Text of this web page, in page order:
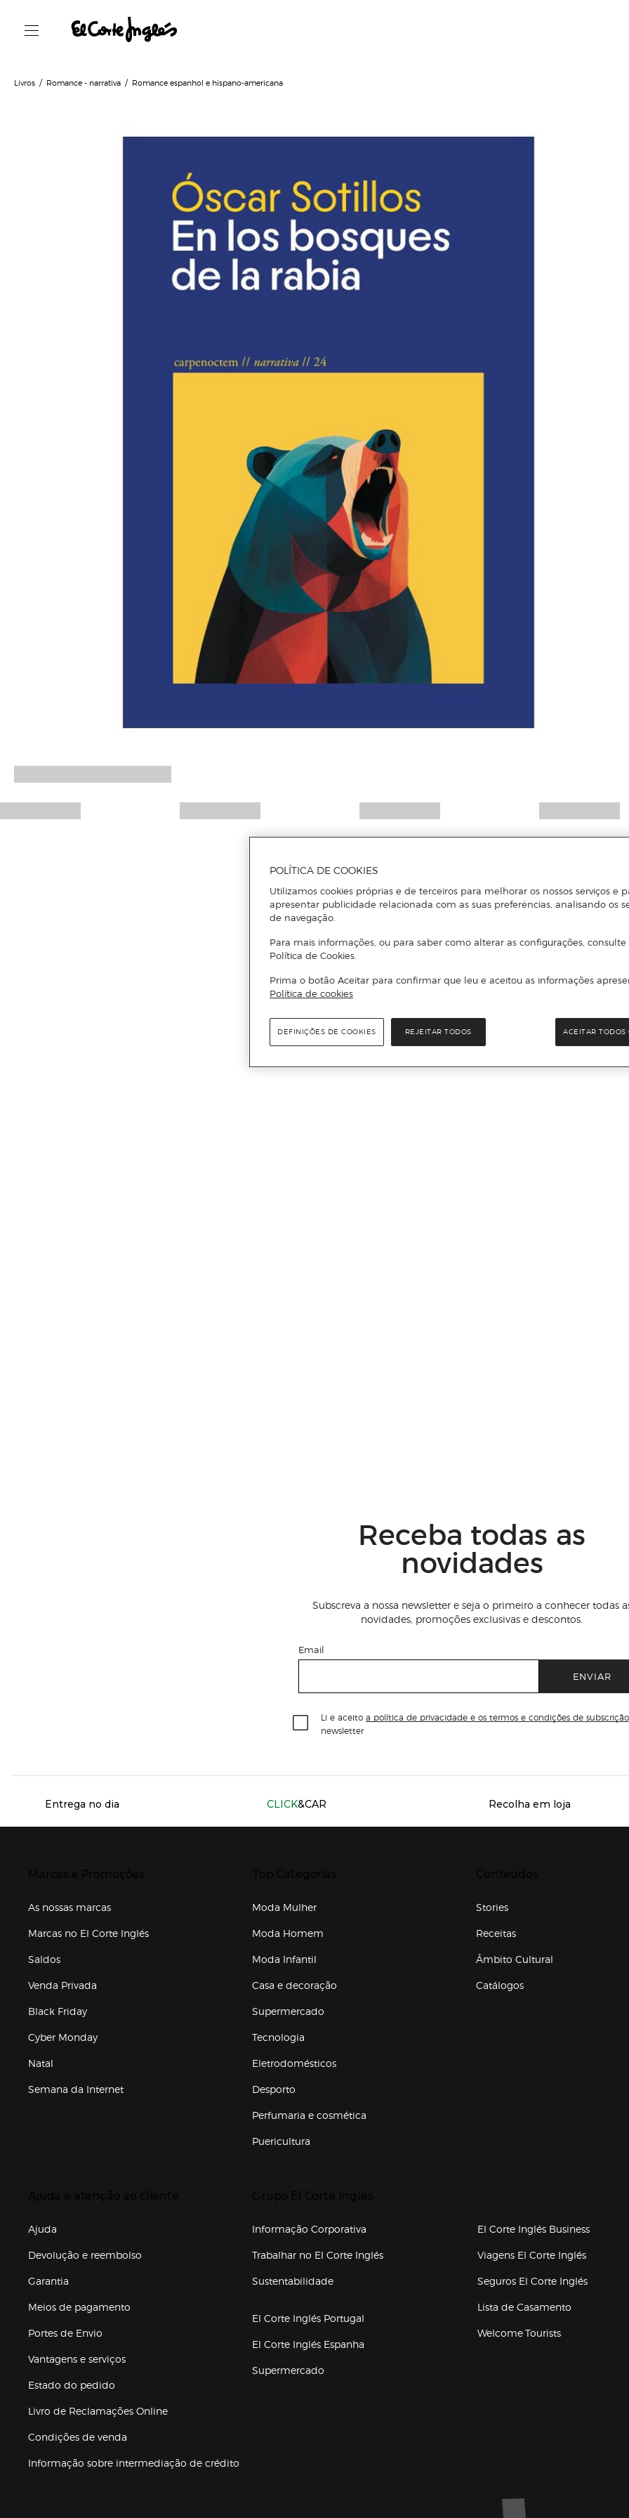
Livros Romance - narrativa Romance espanhol e hispano-americana
Receba todas as
novidades
Subscreva a nossa newsletter e seja o primeiro a conhecer todas
novidades, promoções exclusivas e descontos.
Email
ENVIAR
Li e aceito a política de privacidade e os termos e condições de subscrição
newsletter
Servicios destacados
Entrega no dia CLICK&CAR Recolha em loja
As nossas marcas
Marcas no El Corte Inglés
Saldos
Venda Privada
Black Friday
Cyber Monday
Natal
Semana da Internet
Moda Mulher
Moda Homem
Moda Infantil
Casa e decoração
Supermercado
Tecnologia
Eletrodomésticos
Desporto
Perfumaria e cosmética
Puericultura
Stories
Receitas
Âmbito Cultural
Catálogos
Ajuda
Devolução e reembolso
Garantia
Meios de pagamento
Portes de Envio
Vantagens e serviços
Estado do pedido
Livro de Reclamações Online
Condições de venda
Informação sobre intermediação de crédito
Informação Corporativa
Trabalhar no El Corte Inglés(abre en nueva ventana)
Sustentabilidade
El Corte Inglés Portugal
El Corte Inglés Espanha
Supermercado
El Corte Inglés Business
Viagens El Corte Inglés(abre en
Seguros El Corte Inglés(abre en
Lista de Casamento
Welcome Tourists
Marca El Corte Inglés
POLÍTICA DE COOKIES
Utilizamos cookies próprias e de terceiros para melhorar os nossos serviços e
apresentar publicidade relacionada com as suas preferências, analisando os
de navegação.
Para mais informações, ou para saber como alterar as configurações, consulte
Política de Cookies.
Prima o botão Aceitar para confirmar que leu e aceitou as informações
Política de cookies
REJEITAR TODOS ACEITAR TODOS
DEFINIÇÕES DE COOKIES